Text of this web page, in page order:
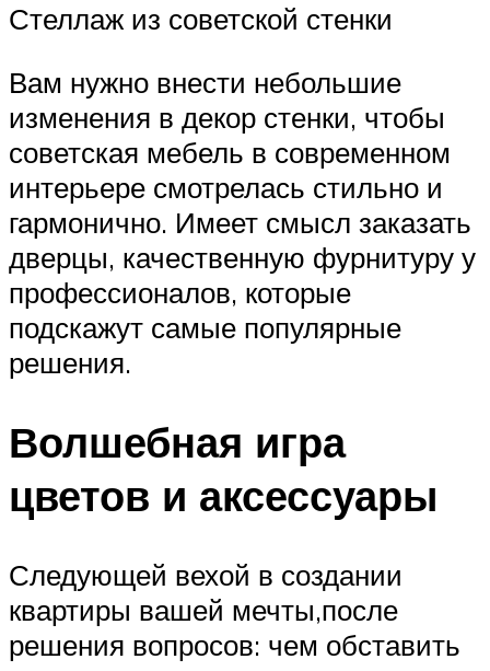
Стеллаж из советской стенки
Вам нужно внести небольшие
изменения в декор стенки, чтобы
советская мебель в современном
интерьере смотрелась стильно и
гармонично. Имеет смысл заказать
дверцы, качественную фурнитуру у
профессионалов, которые
подскажут самые популярные
решения.
Волшебная игра
цветов и аксессуары
Следующей вехой в создании
квартиры вашей мечты,после
решения вопросов: чем обставить